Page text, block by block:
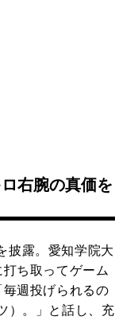
右腕の真価を
披露。愛知学院大
ち取ってゲーム
週投げられるの
）。」と話し、充